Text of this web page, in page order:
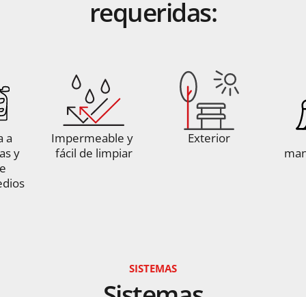
requeridas:
Impermeable y
fácil de limpiar
Exterior
SISTEMAS